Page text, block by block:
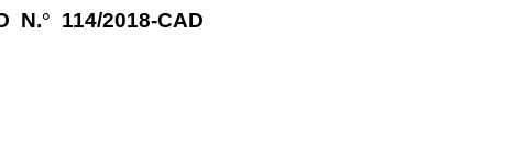
N.° 114/2018-CAD